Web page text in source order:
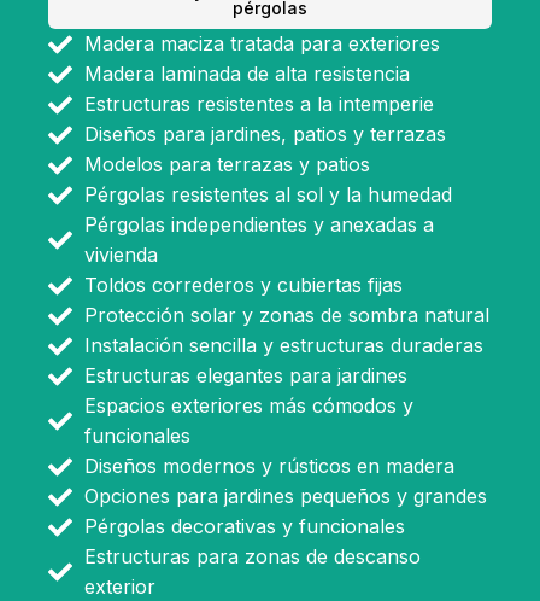
pérgolas
Madera maciza tratada para exteriores
Madera laminada de alta resistencia
Estructuras resistentes a la intemperie
Diseños para jardines, patios y terrazas
Modelos para terrazas y patios
Pérgolas resistentes al sol y la humedad
Pérgolas independientes y anexadas a
vivienda
Toldos correderos y cubiertas fijas
Protección solar y zonas de sombra natural
Instalación sencilla y estructuras duraderas
Estructuras elegantes para jardines
Espacios exteriores más cómodos y
funcionales
Diseños modernos y rústicos en madera
Opciones para jardines pequeños y grandes
Pérgolas decorativas y funcionales
Estructuras para zonas de descanso
exterior